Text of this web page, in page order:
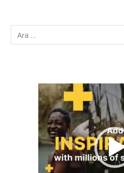
Video
oynatıcı